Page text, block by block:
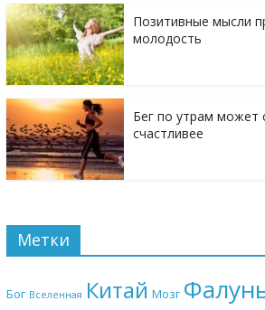
Позитивные мысли
молодость
Бег по утрам может
счастливее
Метки
Бог Вселенная Китай Мозг